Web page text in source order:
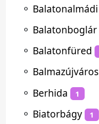
⚬ Balatonalmádi
⚬ Balatonboglár
⚬ Balatonfüred
⚬ Balmazújváros
⚬ Berhida 1
⚬ Biatorbágy 1